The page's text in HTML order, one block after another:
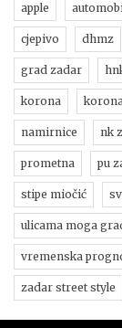
apple
cjepivo dhmz
grad zadar
korona
namirnice nk
prometna pu
stipe miočić
ulicama moga
vremenska
zadar street style